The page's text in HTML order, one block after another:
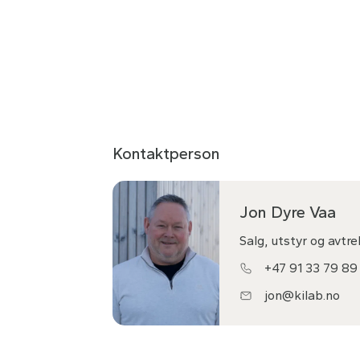
Kontaktperson
Jon Dyre Vaa
Salg, utstyr og
+47 91 33 79 89
jon@kilab.no